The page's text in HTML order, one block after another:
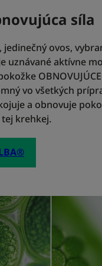
kožného
štúdia vykonaná na 20
AC PERFECT. 2 aplikácie
denne pomáha
účinnosť po 12
dvakrát denne obmedzíte
po dobu 12 týždňov.
síla
, jedinečný ovos,
uznávané aktívne
vo všetkých
a obnovuje
krehkej.